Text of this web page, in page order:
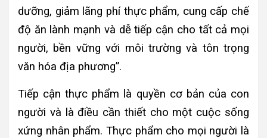
dưỡng, giảm lãng phí thực phẩm, cung cấp chế
độ ăn lành mạnh và dễ tiếp cận cho tất cả mọi
người, bền vững với môi trường và tôn trọng
văn hóa địa phương”.
Tiếp cận thực phẩm là quyền cơ bản của con
người và là điều cần thiết cho một cuộc sống
xứng nhân phẩm. Thực phẩm cho mọi người là